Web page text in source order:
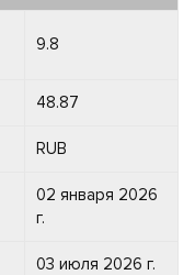
9.8
48.87
RUB
02 января 2026
г.
03 июля 2026 г.